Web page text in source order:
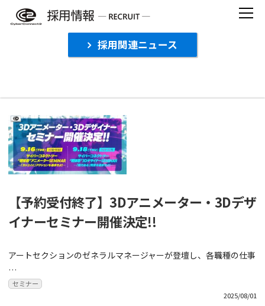
採用関連ニュース
【予約受付終了】3Dアニメーター・3Dデザ
イナーセミナー開催決定!!
アートセクションのゼネラルマネージャーが登壇し、各職種の仕事
…
セミナー
2025/08/01